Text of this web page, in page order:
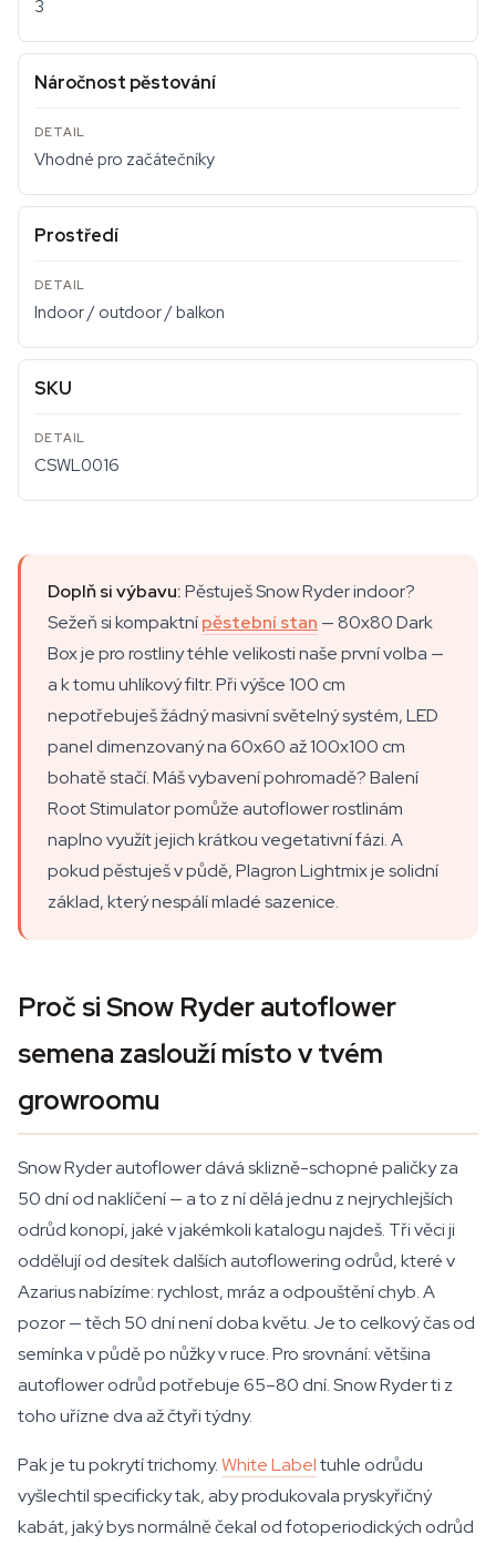
3
Náročnost pěstování
Vhodné pro začátečníky
Prostředí
Indoor / outdoor / balkon
SKU
CSWL0016
Doplň si výbavu:Pěstuješ Snow Ryder indoor?
Sežeň si kompaktnípěstební stan — 80x80 Dark
Box je pro rostliny téhle velikosti naše první volba —
a k tomu uhlíkový filtr. Při výšce 100 cm
nepotřebuješ žádný masivní světelný systém, LED
panel dimenzovaný na 60x60 až 100x100 cm
bohatě stačí. Máš vybavení pohromadě? Balení
Root Stimulator pomůže autoflower rostlinám
naplno využít jejich krátkou vegetativní fázi. A
pokud pěstuješ v půdě, Plagron Lightmix je solidní
základ, který nespálí mladé sazenice.
Proč si Snow Ryder autoflower
semena zaslouží místo v tvém
growroomu
Snow Ryder autoflower dává sklizně-schopné paličky za
50 dní od naklíčení — a to z ní dělá jednu z nejrychlejších
odrůd konopí, jaké v jakémkoli katalogu najdeš. Tři věci ji
oddělují od desítek dalších autoflowering odrůd, které v
Azarius nabízíme: rychlost, mráz a odpouštění chyb. A
pozor — těch 50 dní není doba květu. Je to celkový čas od
semínka v půdě po nůžky v ruce. Pro srovnání: většina
autoflower odrůd potřebuje 65–80 dní. Snow Ryder ti z
toho uřízne dva až čtyři týdny.
Pak je tu pokrytí trichomy.White Labeltuhle odrůdu
vyšlechtil specificky tak, aby produkovala pryskyřičný
kabát, jaký bys normálně čekal od fotoperiodických odrůd